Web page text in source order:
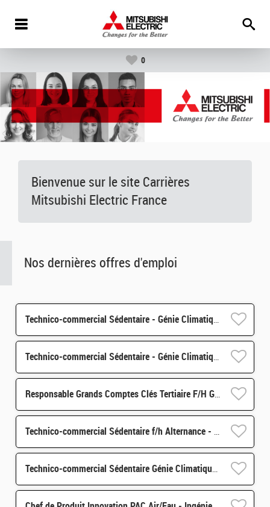
0
Bienvenue sur le site Carrières
Mitsubishi Electric France
Nos dernières offres d'emploi
Technico-commercial Sédentaire - Génie Climatique f/h Alternance - 67
Technico-commercial Sédentaire - Génie Climatique f/h Alternance - 69
Responsable Grands Comptes Clés Tertiaire F/H Génie Climatique
Technico-commercial Sédentaire f/h Alternance - 59
Technico-commercial Sédentaire Génie Climatique f/h Hangenbieten